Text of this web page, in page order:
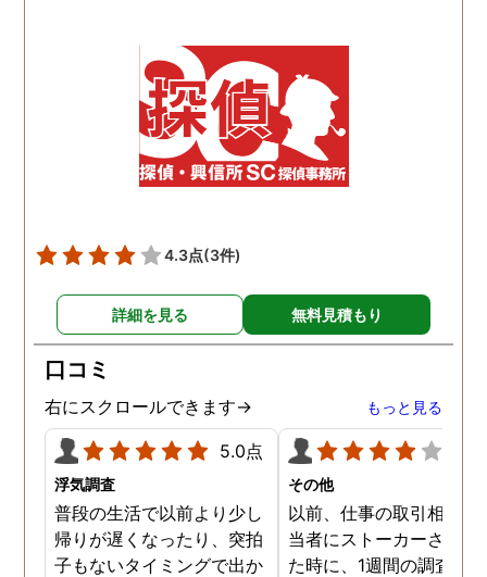
4.3点(3件)
詳細を見る 無料見積もり
口コミ
右にスクロールできます→ もっと見る
5.0点
浮気調査
普段の生活で以前より少し
帰りが遅くなったり、突拍
子もないタイミングで出か
その他
以前、仕事の取引相手の
当者にストーカーされて
た時に、1週間の調査依頼